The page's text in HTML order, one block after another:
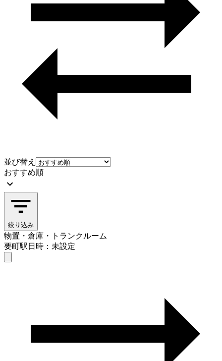
並び替え
おすすめ順
絞り込み
物置・倉庫・トランクルーム
要町駅日時：未設定